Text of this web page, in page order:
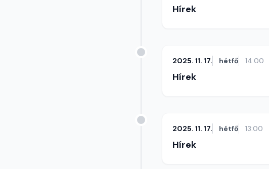
Hírek
2025. 11. 17. hétfő 14:00
Hírek
2025. 11. 17. hétfő 13:00
Hírek